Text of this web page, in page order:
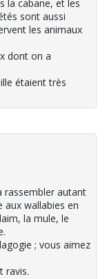
la cabane, et les
sont aussi
les animaux
dont on a
étaient très
rassembler autant
aux wallabies en
la mule, le
; vous aimez
ravis.